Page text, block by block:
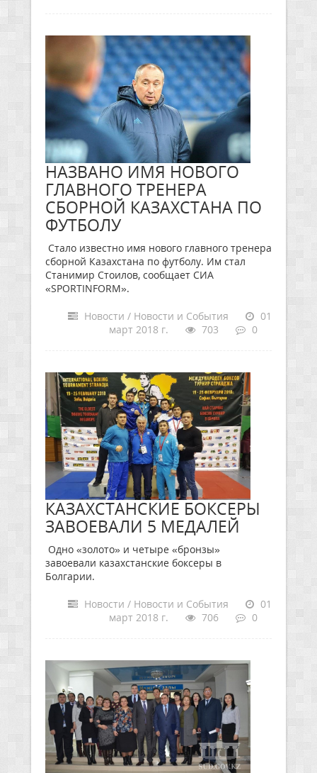
НАЗВАНО ИМЯ НОВОГО
ГЛАВНОГО ТРЕНЕРА
СБОРНОЙ КАЗАХСТАНА ПО
ФУТБОЛУ
Стало известно имя нового главного тренера
сборной Казахстана по футболу. Им стал
Станимир Стоилов, сообщает СИА
«SPORTINFORM».
Новости / Новости и События
01
март 2018 г.
703 0
КАЗАХСТАНСКИЕ БОКСЕРЫ
ЗАВОЕВАЛИ 5 МЕДАЛЕЙ
Одно «золото» и четыре «бронзы»
завоевали казахстанские боксеры в
Болгарии.
Новости / Новости и События
01
март 2018 г.
706 0